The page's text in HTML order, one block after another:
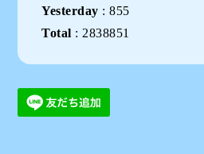
Yesterday :855
Total : 2838851